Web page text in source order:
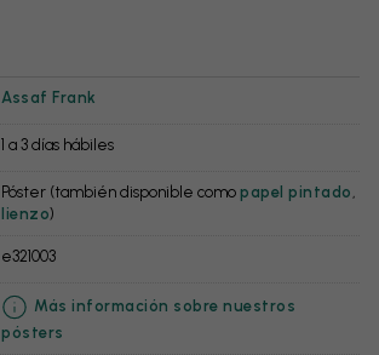
Assaf Frank
1 a 3 días hábiles
Póster (también disponible como papel pintado
lienzo)
e321003
Más información sobre nuestros
pósters